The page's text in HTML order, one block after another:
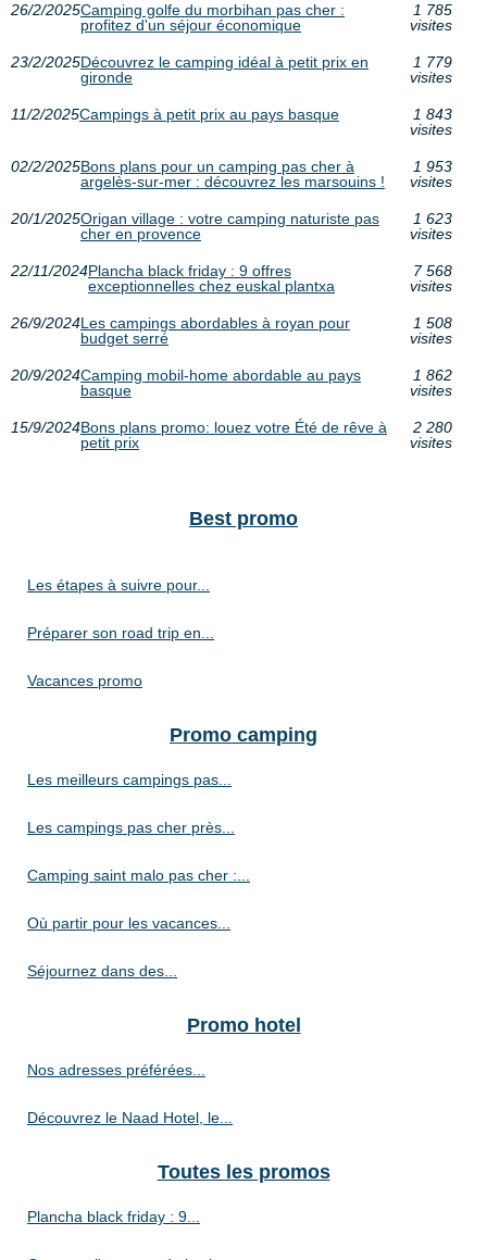
26/2/2025Camping golfe du morbihan pas cher :
profitez d'un séjour économique
1 785
visites
23/2/2025Découvrez le camping idéal à petit prix en
gironde
1 779
visites
11/2/2025Campings à petit prix au pays basque
1 843
visites
02/2/2025Bons plans pour un camping pas cher à
argelès-sur-mer : découvrez les marsouins !
1 953
visites
20/1/2025Origan village : votre camping naturiste pas
cher en provence
1 623
visites
22/11/2024Plancha black friday : 9 offres
exceptionnelles chez euskal plantxa
7 568
visites
26/9/2024Les campings abordables à royan pour
budget serré
1 508
visites
20/9/2024Camping mobil-home abordable au pays
basque
1 862
visites
15/9/2024Bons plans promo: louez votre Été de rêve à
petit prix
2 280
visites
Best promo
Les étapes à suivre pour...
Préparer son road trip en...
Vacances promo
Promo camping
Les meilleurs campings pas...
Les campings pas cher près...
Camping saint malo pas cher :...
Où partir pour les vacances...
Séjournez dans des...
Promo hotel
Nos adresses préférées...
Découvrez le Naad Hotel, le...
Toutes les promos
Plancha black friday : 9...